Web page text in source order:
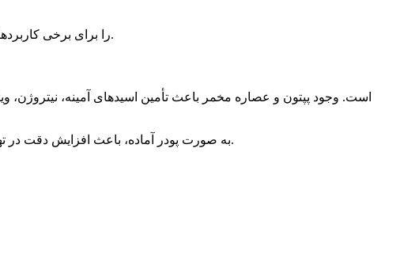
وجود مقدار بالاتر نمک در این فرمول، محیط High Salt LB را برای برخی کاربردهای خاص در کشت میکروبی و زیست‌شناسی مولکولی مناسب می‌سازد.
محصول Sigma 51208 به صورت پودر آماده، باعث افزایش دقت در تهیه محیط کشت شده و امکان تهیه حجم‌های مختلف محیط آزمایشگاهی با ترکیب استاندارد را فراهم می‌کند.